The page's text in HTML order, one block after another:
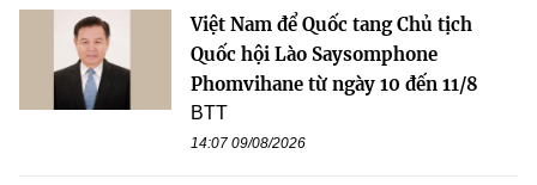
Việt Nam để Quốc tang Chủ tịch
Quốc hội Lào Saysomphone
Phomvihane từ ngày 10 đến 11/8
BTT
14:07 09/08/2026